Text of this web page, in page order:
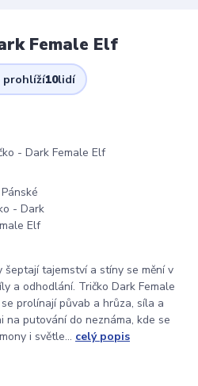
Female Elf
prohlíží10lidí
tajemství a stíny se mění v
a odhodlání. Tričko Dark Female
prolínají půvab a hrůza, síla a
putování do neznáma, kde se
i světle... celý popis